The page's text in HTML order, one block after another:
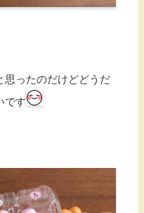
思ったのだけどどうだ
です